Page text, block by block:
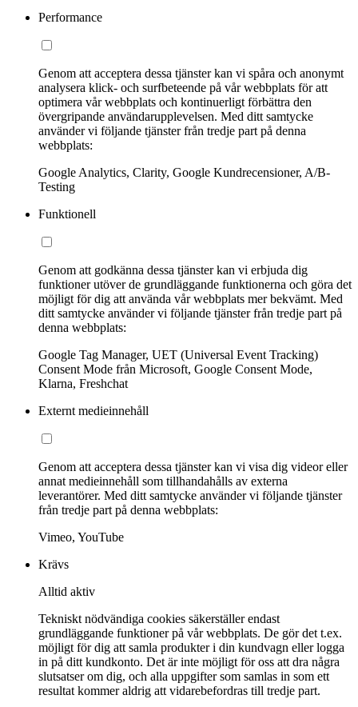
Performance
Genom att acceptera dessa tjänster kan vi spåra och anonymt
analysera klick- och surfbeteende på vår webbplats för att
optimera vår webbplats och kontinuerligt förbättra den
övergripande användarupplevelsen. Med ditt samtycke
använder vi följande tjänster från tredje part på denna
webbplats:
Google Analytics, Clarity, Google Kundrecensioner, A/B-
Testing
Funktionell
Genom att godkänna dessa tjänster kan vi erbjuda dig
funktioner utöver de grundläggande funktionerna och göra det
möjligt för dig att använda vår webbplats mer bekvämt. Med
ditt samtycke använder vi följande tjänster från tredje part på
denna webbplats:
Google Tag Manager, UET (Universal Event Tracking)
Consent Mode från Microsoft, Google Consent Mode,
Klarna, Freshchat
Externt medieinnehåll
Genom att acceptera dessa tjänster kan vi visa dig videor eller
annat medieinnehåll som tillhandahålls av externa
leverantörer. Med ditt samtycke använder vi följande tjänster
från tredje part på denna webbplats:
Vimeo, YouTube
Krävs
Alltid aktiv
Tekniskt nödvändiga cookies säkerställer endast
grundläggande funktioner på vår webbplats. De gör det t.ex.
möjligt för dig att samla produkter i din kundvagn eller logga
in på ditt kundkonto. Det är inte möjligt för oss att dra några
slutsatser om dig, och alla uppgifter som samlas in som ett
resultat kommer aldrig att vidarebefordras till tredje part.